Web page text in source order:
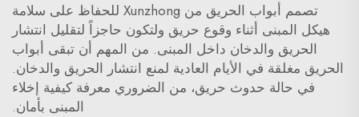
تصمم أبواب الحريق من Xunzhong للحفاظ على سلامة
هيكل المبنى أثناء وقوع حريق ولتكون حاجزاً لتقليل انتشار
الحريق والدخان داخل المبنى. من المهم أن تبقى أبواب
الحريق مغلقة في الأيام العادية لمنع انتشار الحريق والدخان.
في حالة حدوث حريق، من الضروري معرفة كيفية إخلاء
المبنى بأمان.